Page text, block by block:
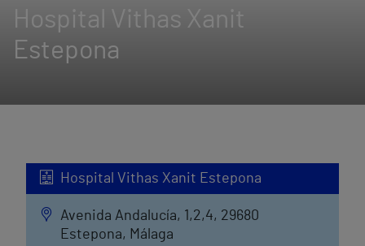
Hospital Vithas Xanit
Estepona
Hospital Vithas Xanit Estepona
Avenida Andalucía, 1,2,4, 29680
Estepona, Málaga